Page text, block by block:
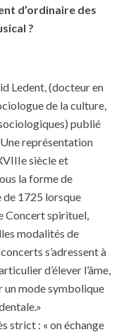
d’ordinaire des
?
Ledent, (docteur en
de la culture,
publié
représentation
siècle et
la forme de
de 1725 lorsque
Concert spirituel,
modalités de
s’adressent à
d’élever l’âme,
un mode symbolique
strict : « on échange